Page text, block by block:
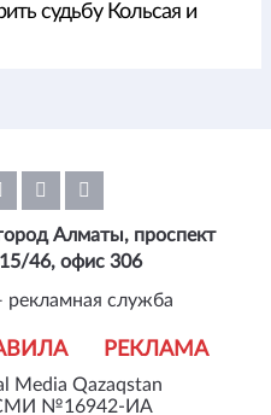
судьбу Кольсая и
Media Qazaqstan
СМИ №16942-ИА
РЕКЛАМА
Алматы, проспект
46, офис 306
служба